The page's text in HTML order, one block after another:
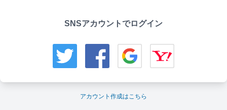
SNSアカウントでログイン
アカウント作成はこちら